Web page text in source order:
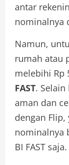
antar
nominalnya
Namun,
rumah atau
melebihi Rp
FAST.
aman dan
dengan Flip,
nominalnya
BI FAST saja.